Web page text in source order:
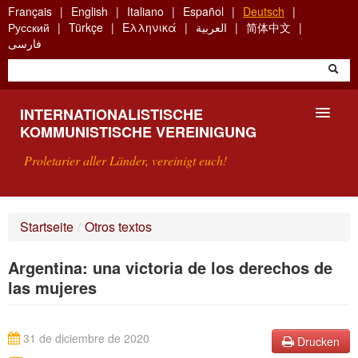
Skip
to
main
content
Français English Italiano Español
Deutsch
Русский
Türkçe Ελληνικά العربية
简体中文
فارسی
INTERNATIONALISTISCHE
KOMMUNISTISCHE VEREINIGUNG
Proletarier aller Länder, vereinigt euch!
SUCHE
Startseite / Otros textos
Argentina: una victoria de los derechos de
las mujeres
Drucken
31 de diciembre de 2020